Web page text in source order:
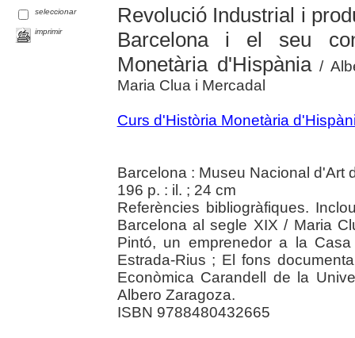
seleccionar
imprimir
Revolució Industrial i
Barcelona i el seu
Monetària d'Hispània/
Maria Clua i Mercadal
Curs d'Història Monetària
Barcelona : Museu Nacional d'Art
196 p. : il. ; 24 cm
Referències bibliogràfiques.
Barcelona al segle XIX / Maria
Pintó, un emprenedor a la
Estrada-Rius ; El fons
Econòmica Carandell de la
Albero Zaragoza.
ISBN 9788480432665